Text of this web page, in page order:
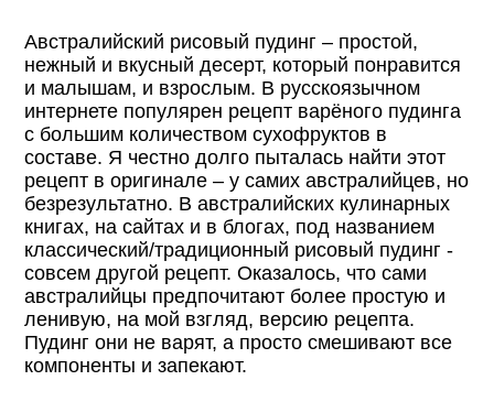
Австралийский рисовый пудинг – простой,
нежный и вкусный десерт, который понравится
и малышам, и взрослым. В русскоязычном
интернете популярен рецепт варёного пудинга
с большим количеством сухофруктов в
составе. Я честно долго пыталась найти этот
рецепт в оригинале – у самих австралийцев, но
безрезультатно. В австралийских кулинарных
книгах, на сайтах и в блогах, под названием
классический/традиционный рисовый пудинг -
совсем другой рецепт. Оказалось, что сами
австралийцы предпочитают более простую и
ленивую, на мой взгляд, версию рецепта.
Пудинг они не варят, а просто смешивают все
компоненты и запекают.